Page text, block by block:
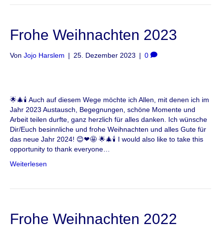
Frohe Weihnachten 2023
Von Jojo Harslem | 25. Dezember 2023 | 0
🌟🎄🕯 Auch auf diesem Wege möchte ich Allen, mit denen ich im
Jahr 2023 Austausch, Begegnungen, schöne Momente und
Arbeit teilen durfte, ganz herzlich für alles danken. Ich wünsche
Dir/Euch besinnliche und frohe Weihnachten und alles Gute für
das neue Jahr 2024! 😊❤🤩 🌟🎄🕯 I would also like to take this
opportunity to thank everyone…
Weiterlesen
Frohe Weihnachten 2022